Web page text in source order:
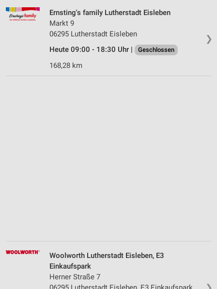
❯
Ernsting's family Lutherstadt Eisleben
Markt 9
06295 Lutherstadt Eisleben
Heute 09:00 - 18:30 Uhr |
Geschlossen
168,28 km
Woolworth Lutherstadt Eisleben, E3
Einkaufspark
Herner Straße 7